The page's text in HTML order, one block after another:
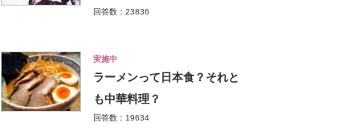
回答数：23836
実施中
ラーメンって日本食？それと
も中華料理？
回答数：19634